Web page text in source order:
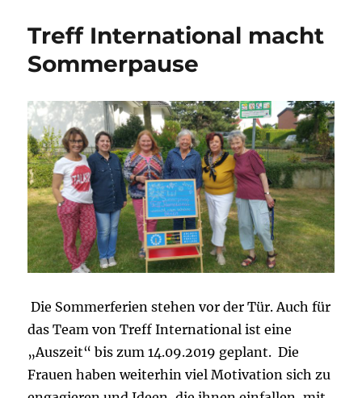
Treff International macht
Sommerpause
Die Sommerferien stehen vor der Tür. Auch für
das Team von Treff International ist eine
„Auszeit“ bis zum 14.09.2019 geplant. Die
Frauen haben weiterhin viel Motivation sich zu